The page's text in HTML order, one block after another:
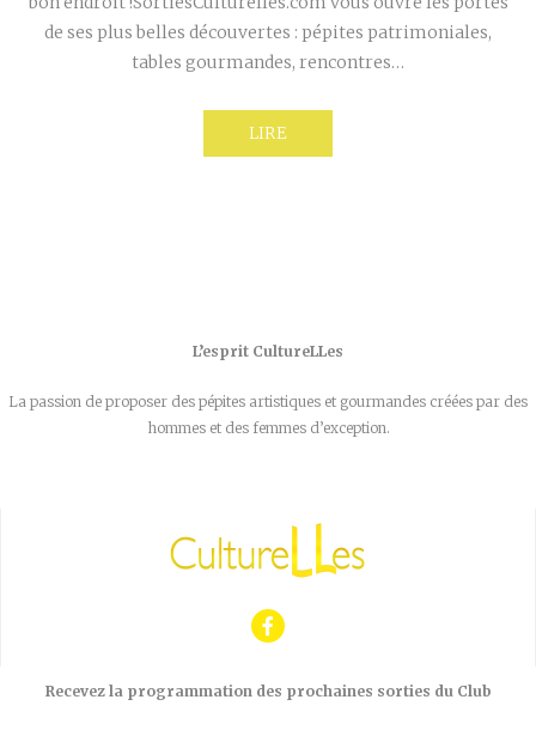
de ses plus belles découvertes : pépites patrimoniales,
tables gourmandes, rencontres…
LIRE
L’esprit CultureLLes
La passion de proposer des pépites artistiques et gourmandes créées par des
hommes et des femmes d’exception.
Recevez la programmation des prochaines sorties du Club